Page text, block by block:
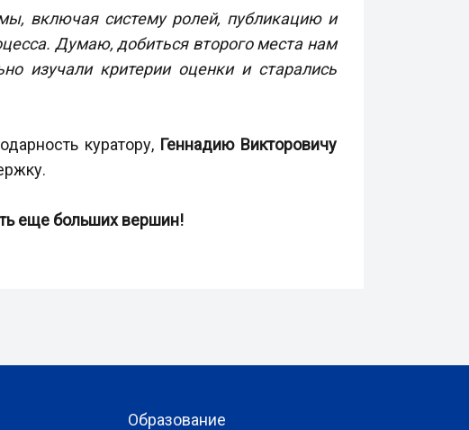
включая систему ролей, публикацию и
Думаю, добиться второго места нам
изучали критерии оценки и старались
куратору, Геннадию Викторовичу
еще больших вершин!
Образование